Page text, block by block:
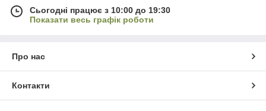
прямо до вашого будинку. 🚛
Сьогодні працює з 10:00 до 19:30
Показати весь графік роботи
Про нас
Контакти